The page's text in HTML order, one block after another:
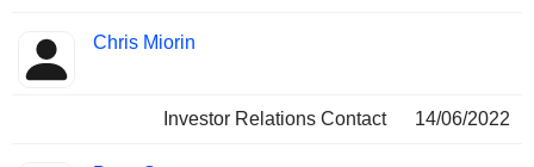
Chris Miorin
Investor Relations Contact 14/06/2022